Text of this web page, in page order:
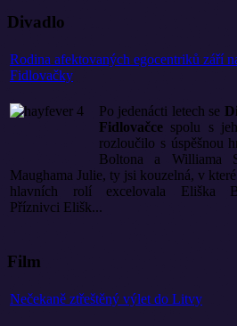
Divadlo
Rodina afektovaných egocentriků září
Fidlovačky
Po jedenácti letech se
Fidlovačce spolu s
rozloučilo s úspěšnou
Boltona a Williama
Maughama Julie, ty jsi kouzelná, v
hlavních rolí excelovala Eliška
Příznivci Elišk...
Film
Nečekaně ztřeštěný výlet do Litvy